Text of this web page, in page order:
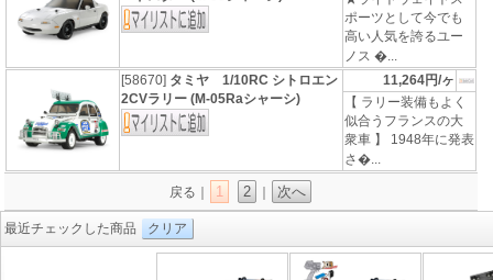
ポーツとして今でも
高い人気を誇るユー
ノス �...
[58670] タミヤ 1/10RC シトロエン
2CVラリー (M-05Raシャーシ)
11,264円/ヶ
【 ラリー装備もよく
似合うフランスの大
衆車 】 1948年に発表
さ�...
戻る｜ 1 2 次へ
最近チェックした商品 クリア